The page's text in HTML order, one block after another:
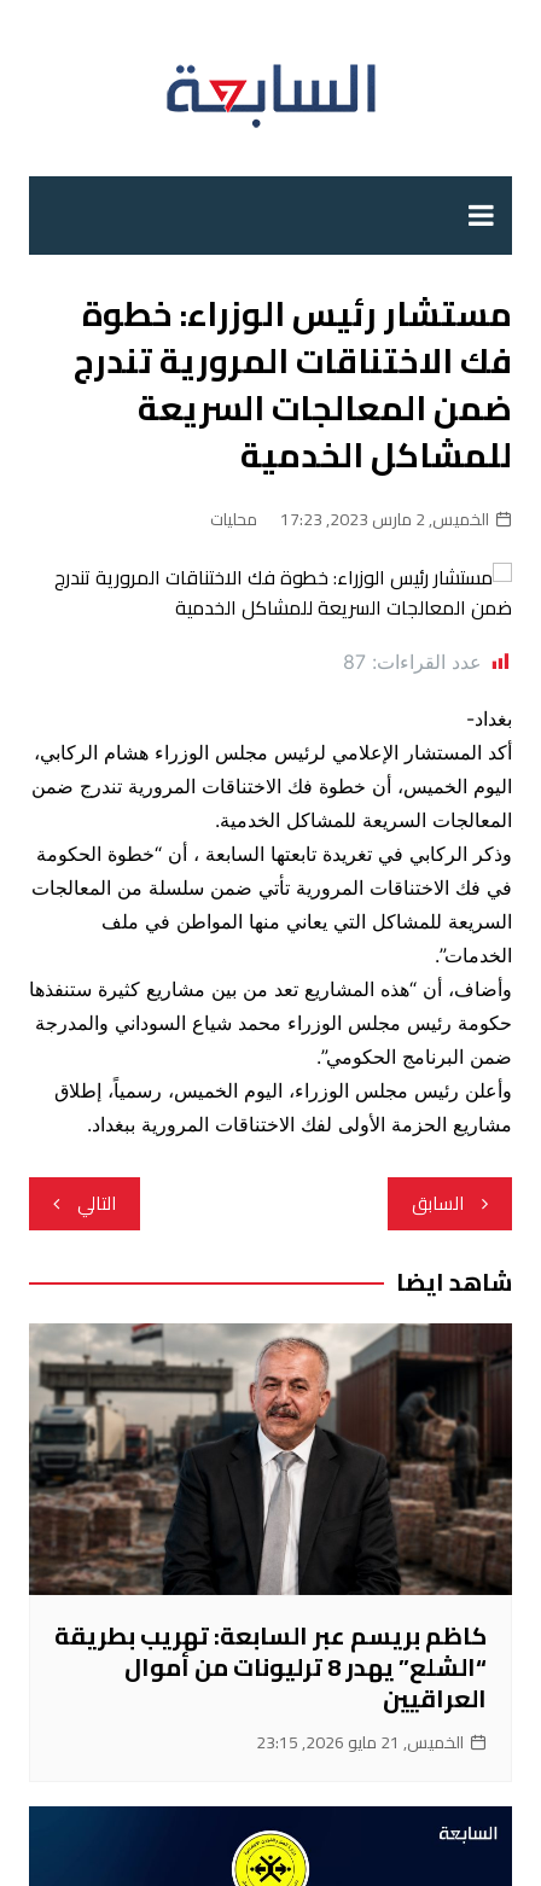
مستشار رئيس الوزراء: خطوة
فك الاختناقات المرورية تندرج
ضمن المعالجات السريعة
للمشاكل الخدمية
الخميس, 2 مارس 2023, 17:23 محليات
عدد القراءات: 87
بغداد-
أكد المستشار الإعلامي لرئيس مجلس الوزراء هشام الركابي،
اليوم الخميس، أن خطوة فك الاختناقات المرورية تندرج ضمن
المعالجات السريعة للمشاكل الخدمية.
وذكر الركابي في تغريدة تابعتها السابعة ، أن “خطوة الحكومة
في فك الاختناقات المرورية تأتي ضمن سلسلة من المعالجات
السريعة للمشاكل التي يعاني منها المواطن في ملف
الخدمات”.
وأضاف، أن “هذه المشاريع تعد من بين مشاريع كثيرة ستنفذها
حكومة رئيس مجلس الوزراء محمد شياع السوداني والمدرجة
ضمن البرنامج الحكومي”.
وأعلن رئيس مجلس الوزراء، اليوم الخميس، رسمياً، إطلاق
مشاريع الحزمة الأولى لفك الاختناقات المرورية ببغداد.
تصفّح
المقالات
السابق التالي
شاهد ايضا
كاظم بريسم عبر السابعة: تهريب بطريقة
“الشلع” يهدر 8 ترليونات من أموال
العراقيين
الخميس, 21 مايو 2026, 23:15